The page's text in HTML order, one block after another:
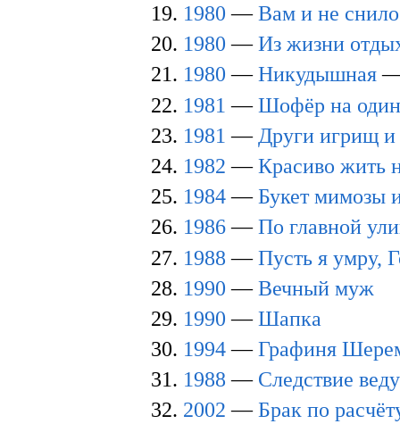
1980 —Вам и не
1980 —Из жизни
1980 —Никудышная
1981 —Шофёр на
1981 — Други игрищ и
1982 —Красиво жить
1984— Букет мимозы
1986—По главной
1988 —Пусть я умру,
1990 —Вечный муж
1990 —Шапка
1994—Графиня
1988 — Следствие
2002 —Брак по